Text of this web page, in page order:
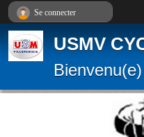
USMV
Se connecter
Panneau de gestion des